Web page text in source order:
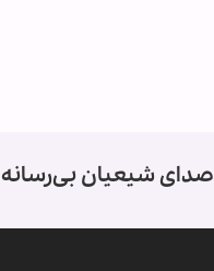
صدای شیعیان بی‌رسانه